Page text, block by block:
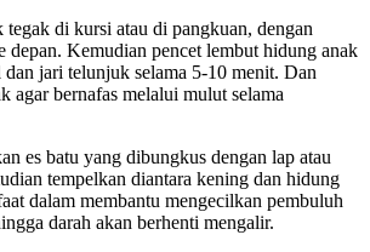
tegak di kursi atau di pangkuan, dengan
depan. Kemudian pencet lembut hidung anak
jari telunjuk selama 5-10 menit. Dan
agar bernafas melalui mulut selama
es batu yang dibungkus dengan lap atau
tempelkan diantara kening dan hidung
dalam membantu mengecilkan pembuluh
darah akan berhenti mengalir.